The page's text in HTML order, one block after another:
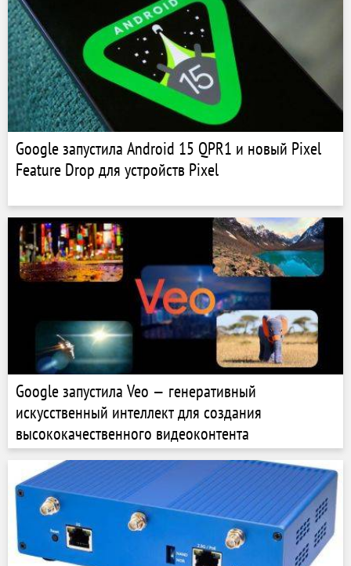
Google запустила Android 15 QPR1 и новый Pixel
Feature Drop для устройств Pixel
Google запустила Veo — генеративный
искусственный интеллект для создания
высококачественного видеоконтента